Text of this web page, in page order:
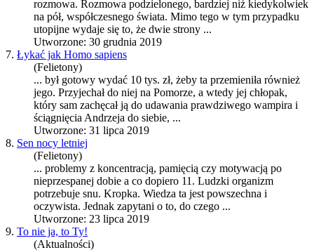
rozmowa. Rozmowa podzielonego, bardziej niż kiedykolwiek
na pół, współczesnego świata. Mimo tego w tym przypadku
utopijne wydaje się to, że dwie strony ...
Utworzone: 30 grudnia 2019
7. Łykać jak Homo sapiens
(Felietony)
... był gotowy wydać 10 tys. zł, żeby ta przemieniła również
jego. Przyjechał do niej na Pomorze, a wtedy jej chłopak,
który sam zachęcał ją do udawania prawdziwego wampira i
ściągnięcia Andrzeja do siebie, ...
Utworzone: 31 lipca 2019
8. Sen nocy letniej
(Felietony)
... problemy z koncentracją, pamięcią czy motywacją po
nieprzespanej dobie a co dopiero 11. Ludzki organizm
potrzebuje snu. Kropka. Wiedza ta jest powszechna i
oczywista. Jednak zapytani o to, do czego ...
Utworzone: 23 lipca 2019
9. To nie ja, to Ty!
(Aktualności)